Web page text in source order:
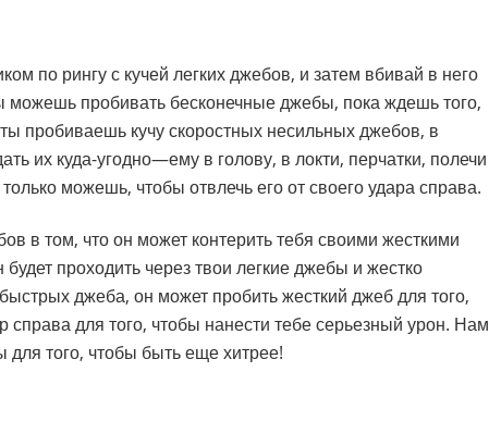
по рингу с кучей легких джебов, и затем вбивай в него
можешь пробивать бесконечные джебы, пока ждешь того,
пробиваешь кучу скоростных несильных джебов, в
их куда-угодно—ему в голову, в локти, перчатки, полечи
можешь, чтобы отвлечь его от своего удара справа.
в том, что он может контерить тебя своими жесткими
проходить через твои легкие джебы и жестко
джеба, он может пробить жесткий джеб для того,
справа для того, чтобы нанести тебе серьезный урон. Нам
того, чтобы быть еще хитрее!